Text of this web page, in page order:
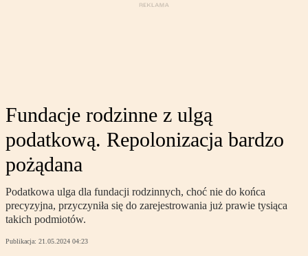
Fundacje rodzinne z ulgą
podatkową. Repolonizacja bardzo
pożądana
Podatkowa ulga dla fundacji rodzinnych, choć nie do końca
precyzyjna, przyczyniła się do zarejestrowania już prawie tysiąca
takich podmiotów.
Publikacja: 21.05.2024 04:23